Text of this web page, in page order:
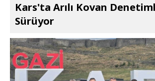
Kars'ta Arılı Kovan
Sürüyor